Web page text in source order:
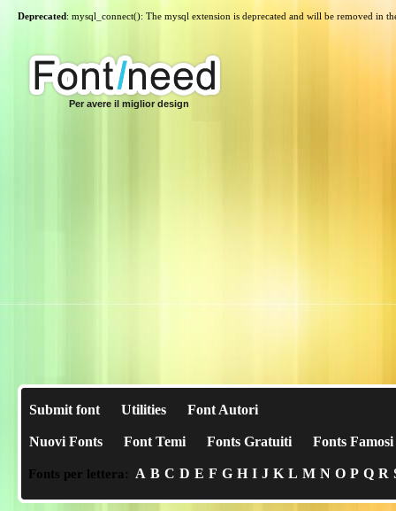
Deprecated: mysql_connect(): The mysql extension is deprecated and will be removed in
Per avere il miglior design
Submit font Utilities Font Autori
Nuovi Fonts Font Temi Fonts Gratuiti Fonts Famosi
Fonts per lettera: A B C D E F G H I J K L M N O P Q R